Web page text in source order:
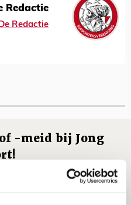
Redactie
Redactie
-meid bij Jong